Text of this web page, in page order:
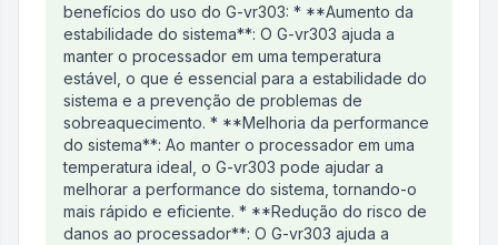
benefícios do uso do G-vr303: * **Aumento da
estabilidade do sistema**: O G-vr303 ajuda a
manter o processador em uma temperatura
estável, o que é essencial para a estabilidade do
sistema e a prevenção de problemas de
sobreaquecimento. * **Melhoria da performance
do sistema**: Ao manter o processador em uma
temperatura ideal, o G-vr303 pode ajudar a
melhorar a performance do sistema, tornando-o
mais rápido e eficiente. * **Redução do risco de
danos ao processador**: O G-vr303 ajuda a